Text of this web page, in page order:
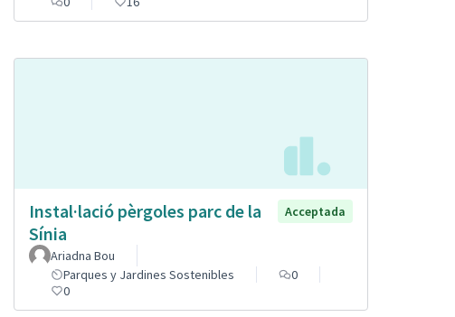
Instal·lació pèrgoles parc de la
Sínia
Acceptada
Ariadna Bou
Parques y Jardines Sostenibles
0
0